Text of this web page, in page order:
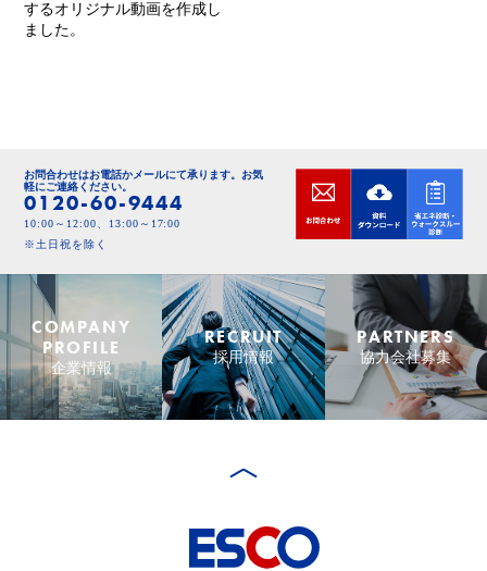
するオリジナル動画を作成し
ました。
お問合わせはお電話かメールにて承ります。 お気
軽にご連絡ください。
0120-60-9444
10:00～12:00、13:00～17:00
※土日祝を除く
COMPANY
PROFILE
企業情報
RECRUIT
採用情報
PARTNERS
協力会社募集